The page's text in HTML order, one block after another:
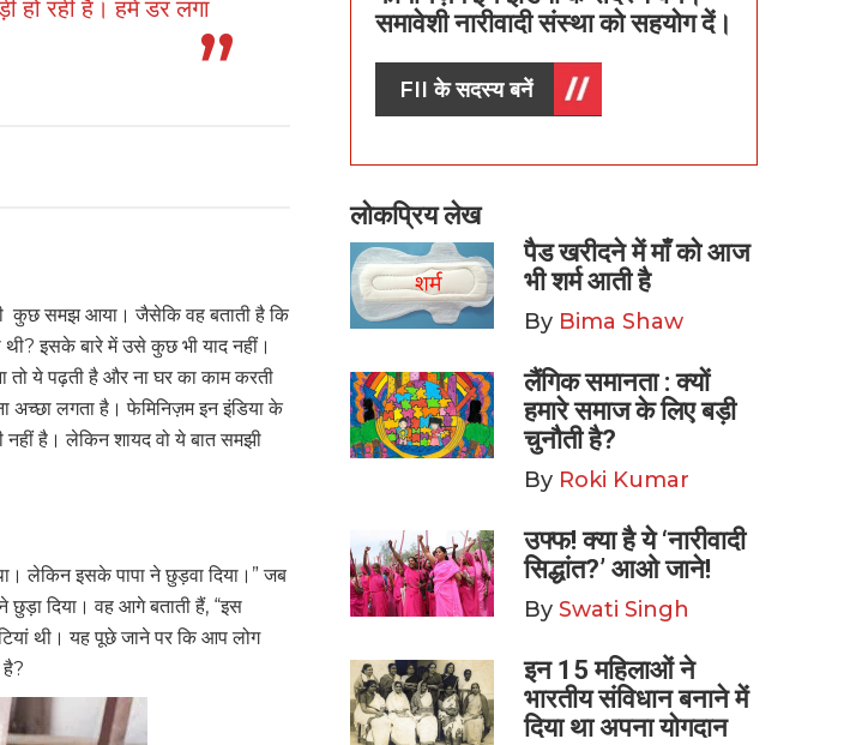
हो रही है। हमें डर लगा
कुछ समझ आया। जैसेकि वह बताती है कि
थी? इसके बारे में उसे कुछ भी याद नहीं।
ये पढ़ती है और ना घर का काम करती
अच्छा लगता है। फेमिनिज़म इन इंडिया के
नहीं है। लेकिन शायद वो ये बात समझी
लेकिन इसके पापा ने छुड़वा दिया।” जब
छुड़ा दिया। वह आगे बताती हैं, “इस
थी। यह पूछे जाने पर कि आप लोग
है?
समावेशी नारीवादी संस्था को सहयोग दें।
FII के सदस्य बनें
लोकप्रिय लेख
पैड खरीदने में माँ को आज
भी शर्म आती है
By Bima Shaw
लैंगिक समानता : क्यों
हमारे समाज के लिए बड़ी
चुनौती है?
By Roki Kumar
उफ्फ! क्या है ये ‘नारीवादी
सिद्धांत?’ आओ जाने!
By Swati Singh
इन 15 महिलाओं ने
भारतीय संविधान बनाने में
दिया था अपना योगदान